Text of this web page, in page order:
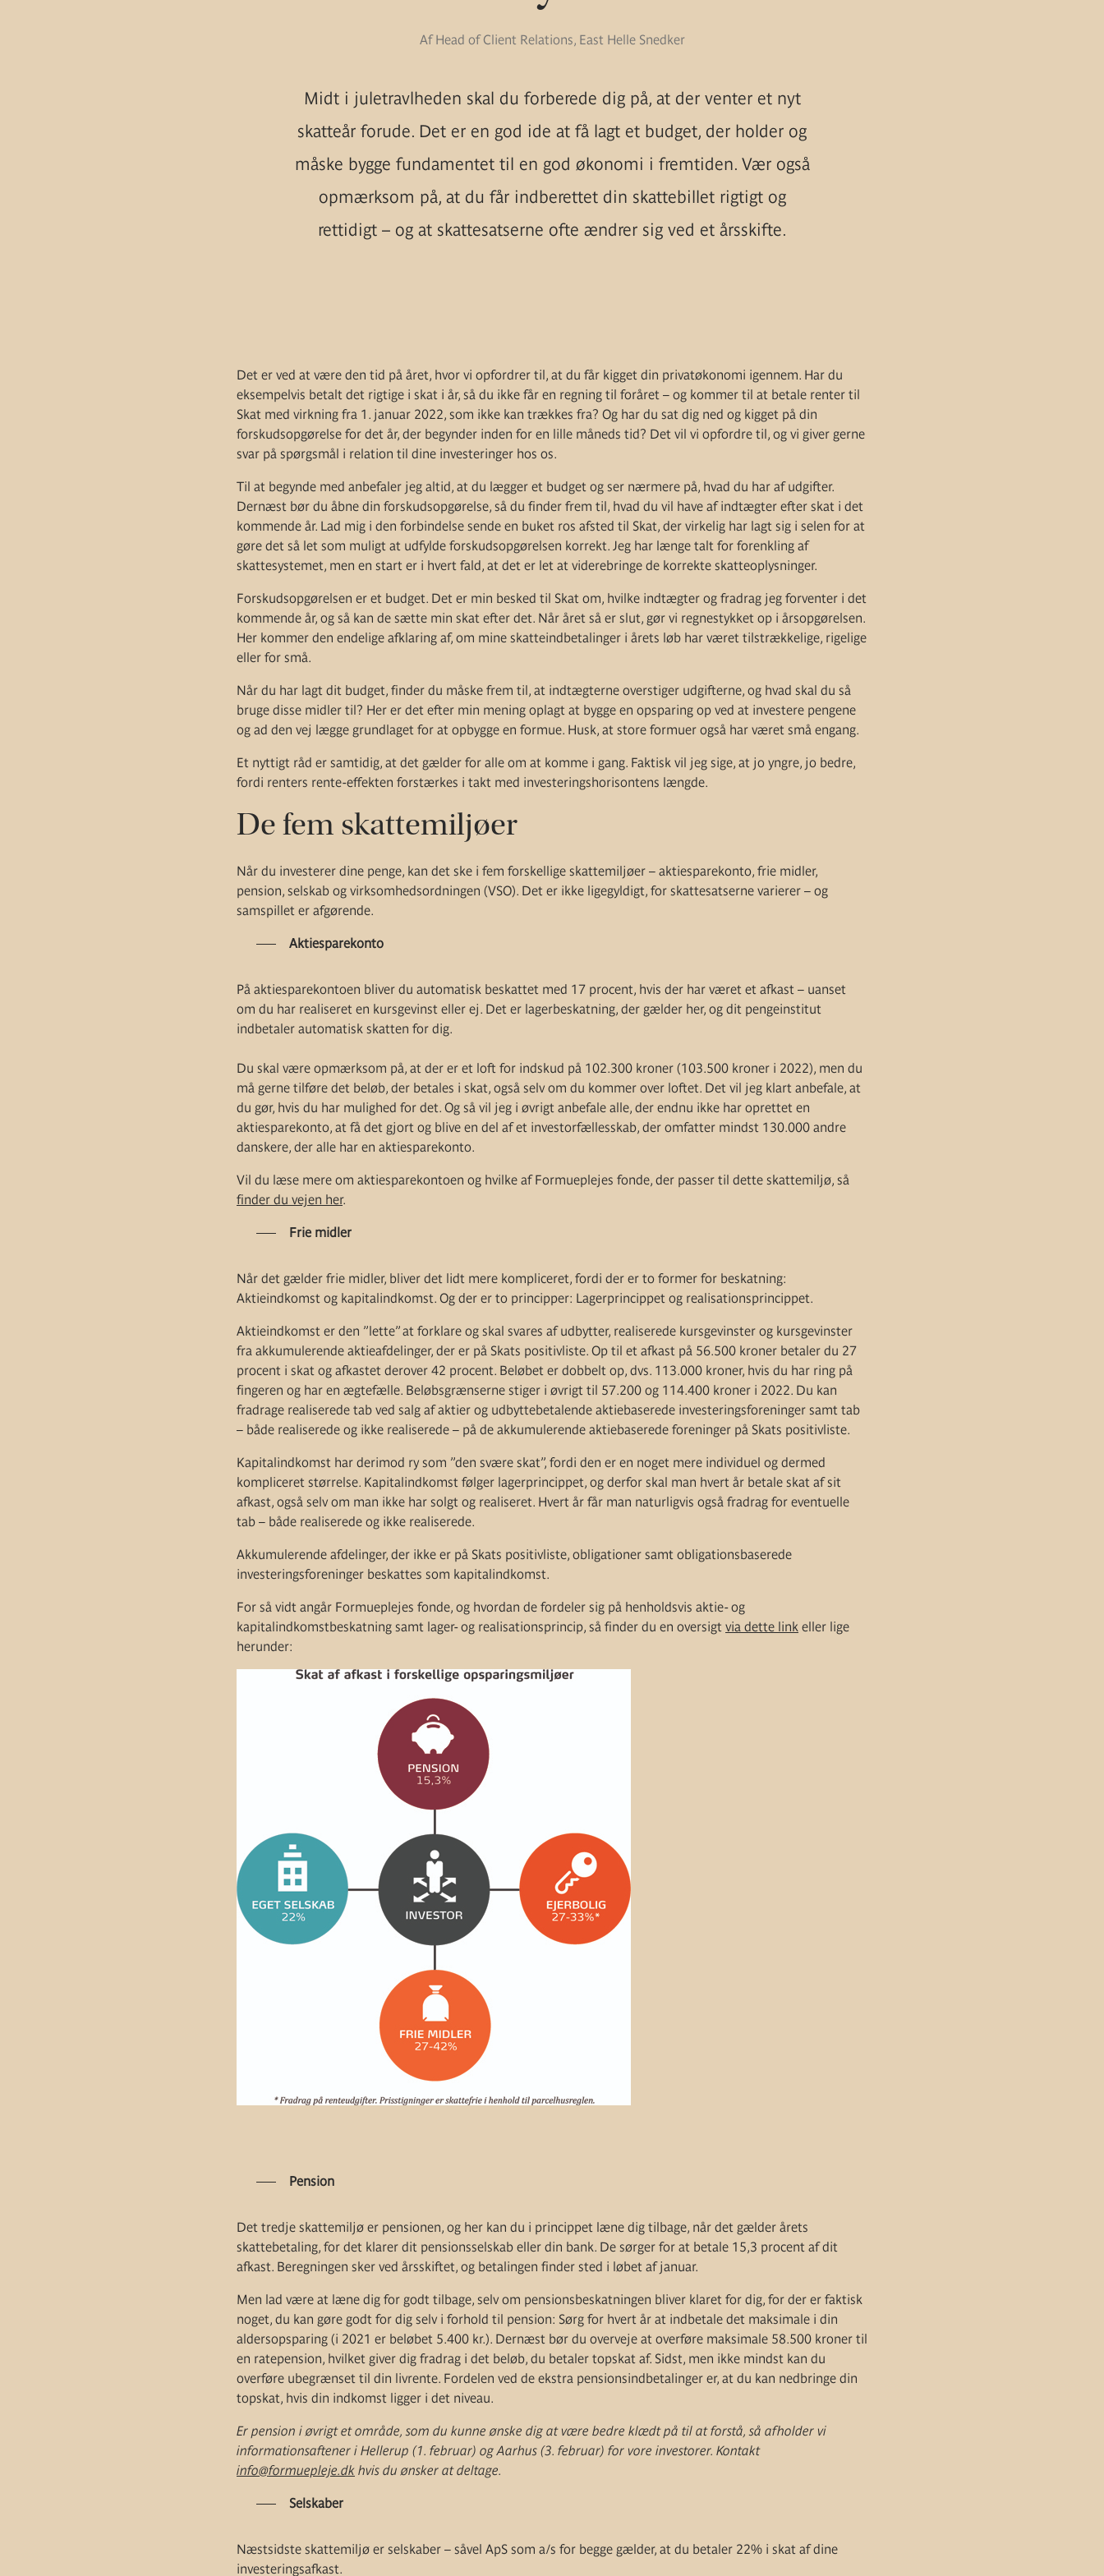
Af Head of Client Relations, East Helle Snedker
Midt i juletravlheden skal du forberede dig på, at der venter et nyt
skatteår forude. Det er en god ide at få lagt et budget, der holder og
måske bygge fundamentet til en god økonomi i fremtiden. Vær også
opmærksom på, at du får indberettet din skattebillet rigtigt og
rettidigt – og at skattesatserne ofte ændrer sig ved et årsskifte.
Det er ved at være den tid på året, hvor vi opfordrer til, at du får kigget din privatøkonomi igennem. Har du
eksempelvis betalt det rigtige i skat i år, så du ikke får en regning til foråret – og kommer til at betale renter til
Skat med virkning fra 1. januar 2022, som ikke kan trækkes fra? Og har du sat dig ned og kigget på din
forskudsopgørelse for det år, der begynder inden for en lille måneds tid? Det vil vi opfordre til, og vi giver gerne
svar på spørgsmål i relation til dine investeringer hos os.
Til at begynde med anbefaler jeg altid, at du lægger et budget og ser nærmere på, hvad du har af udgifter.
Dernæst bør du åbne din forskudsopgørelse, så du finder frem til, hvad du vil have af indtægter efter skat i det
kommende år. Lad mig i den forbindelse sende en buket ros afsted til Skat, der virkelig har lagt sig i selen for at
gøre det så let som muligt at udfylde forskudsopgørelsen korrekt. Jeg har længe talt for forenkling af
skattesystemet, men en start er i hvert fald, at det er let at viderebringe de korrekte skatteoplysninger.
Forskudsopgørelsen er et budget. Det er min besked til Skat om, hvilke indtægter og fradrag jeg forventer i det
kommende år, og så kan de sætte min skat efter det. Når året så er slut, gør vi regnestykket op i årsopgørelsen.
Her kommer den endelige afklaring af, om mine skatteindbetalinger i årets løb har været tilstrækkelige, rigelige
eller for små.
Når du har lagt dit budget, finder du måske frem til, at indtægterne overstiger udgifterne, og hvad skal du så
bruge disse midler til? Her er det efter min mening oplagt at bygge en opsparing op ved at investere pengene
og ad den vej lægge grundlaget for at opbygge en formue. Husk, at store formuer også har været små engang.
Et nyttigt råd er samtidig, at det gælder for alle om at komme i gang. Faktisk vil jeg sige, at jo yngre, jo bedre,
fordi renters rente-effekten forstærkes i takt med investeringshorisontens længde.
De fem skattemiljøer
Når du investerer dine penge, kan det ske i fem forskellige skattemiljøer – aktiesparekonto, frie midler,
pension, selskab og virksomhedsordningen (VSO). Det er ikke ligegyldigt, for skattesatserne varierer – og
samspillet er afgørende.
Aktiesparekonto
På aktiesparekontoen bliver du automatisk beskattet med 17 procent, hvis der har været et afkast – uanset
om du har realiseret en kursgevinst eller ej. Det er lagerbeskatning, der gælder her, og dit pengeinstitut
indbetaler automatisk skatten for dig.
Du skal være opmærksom på, at der er et loft for indskud på 102.300 kroner (103.500 kroner i 2022), men du
må gerne tilføre det beløb, der betales i skat, også selv om du kommer over loftet. Det vil jeg klart anbefale, at
du gør, hvis du har mulighed for det. Og så vil jeg i øvrigt anbefale alle, der endnu ikke har oprettet en
aktiesparekonto, at få det gjort og blive en del af et investorfællesskab, der omfatter mindst 130.000 andre
danskere, der alle har en aktiesparekonto.
Vil du læse mere om aktiesparekontoen og hvilke af Formueplejes fonde, der passer til dette skattemiljø, så
finder du vejen her.
Frie midler
Når det gælder frie midler, bliver det lidt mere kompliceret, fordi der er to former for beskatning:
Aktieindkomst og kapitalindkomst. Og der er to principper: Lagerprincippet og realisationsprincippet.
Aktieindkomst er den ”lette” at forklare og skal svares af udbytter, realiserede kursgevinster og kursgevinster
fra akkumulerende aktieafdelinger, der er på Skats positivliste. Op til et afkast på 56.500 kroner betaler du 27
procent i skat og afkastet derover 42 procent. Beløbet er dobbelt op, dvs. 113.000 kroner, hvis du har ring på
fingeren og har en ægtefælle. Beløbsgrænserne stiger i øvrigt til 57.200 og 114.400 kroner i 2022. Du kan
fradrage realiserede tab ved salg af aktier og udbyttebetalende aktiebaserede investeringsforeninger samt tab
– både realiserede og ikke realiserede – på de akkumulerende aktiebaserede foreninger på Skats positivliste.
Kapitalindkomst har derimod ry som ”den svære skat”, fordi den er en noget mere individuel og dermed
kompliceret størrelse. Kapitalindkomst følger lagerprincippet, og derfor skal man hvert år betale skat af sit
afkast, også selv om man ikke har solgt og realiseret. Hvert år får man naturligvis også fradrag for eventuelle
tab – både realiserede og ikke realiserede.
Akkumulerende afdelinger, der ikke er på Skats positivliste, obligationer samt obligationsbaserede
investeringsforeninger beskattes som kapitalindkomst.
For så vidt angår Formueplejes fonde, og hvordan de fordeler sig på henholdsvis aktie- og
kapitalindkomstbeskatning samt lager- og realisationsprincip, så finder du en oversigt via dette link eller lige
herunder:
Pension
Det tredje skattemiljø er pensionen, og her kan du i princippet læne dig tilbage, når det gælder årets
skattebetaling, for det klarer dit pensionsselskab eller din bank. De sørger for at betale 15,3 procent af dit
afkast. Beregningen sker ved årsskiftet, og betalingen finder sted i løbet af januar.
Men lad være at læne dig for godt tilbage, selv om pensionsbeskatningen bliver klaret for dig, for der er faktisk
noget, du kan gøre godt for dig selv i forhold til pension: Sørg for hvert år at indbetale det maksimale i din
aldersopsparing (i 2021 er beløbet 5.400 kr.). Dernæst bør du overveje at overføre maksimale 58.500 kroner til
en ratepension, hvilket giver dig fradrag i det beløb, du betaler topskat af. Sidst, men ikke mindst kan du
overføre ubegrænset til din livrente. Fordelen ved de ekstra pensionsindbetalinger er, at du kan nedbringe din
topskat, hvis din indkomst ligger i det niveau.
Er pension i øvrigt et område, som du kunne ønske dig at være bedre klædt på til at forstå, så afholder vi
informationsaftener i Hellerup (1. februar) og Aarhus (3. februar) for vore investorer. Kontakt
info@formuepleje.dk hvis du ønsker at deltage.
Selskaber
Næstsidste skattemiljø er selskaber – såvel ApS som a/s for begge gælder, at du betaler 22% i skat af dine
investeringsafkast.